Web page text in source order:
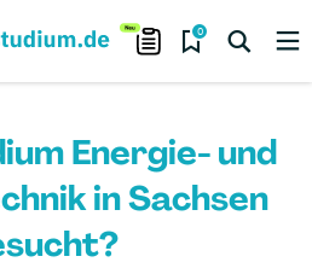
0
Energie- und
in Sachsen